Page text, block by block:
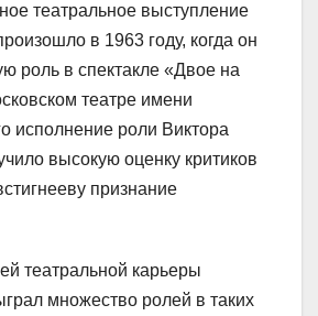
театральное выступление
в 1963 году, когда он
роль в спектакле «Двое на
театре имени
исполнение роли Виктора
высокую оценку критиков
признание
театральной карьеры
множество ролей в таких